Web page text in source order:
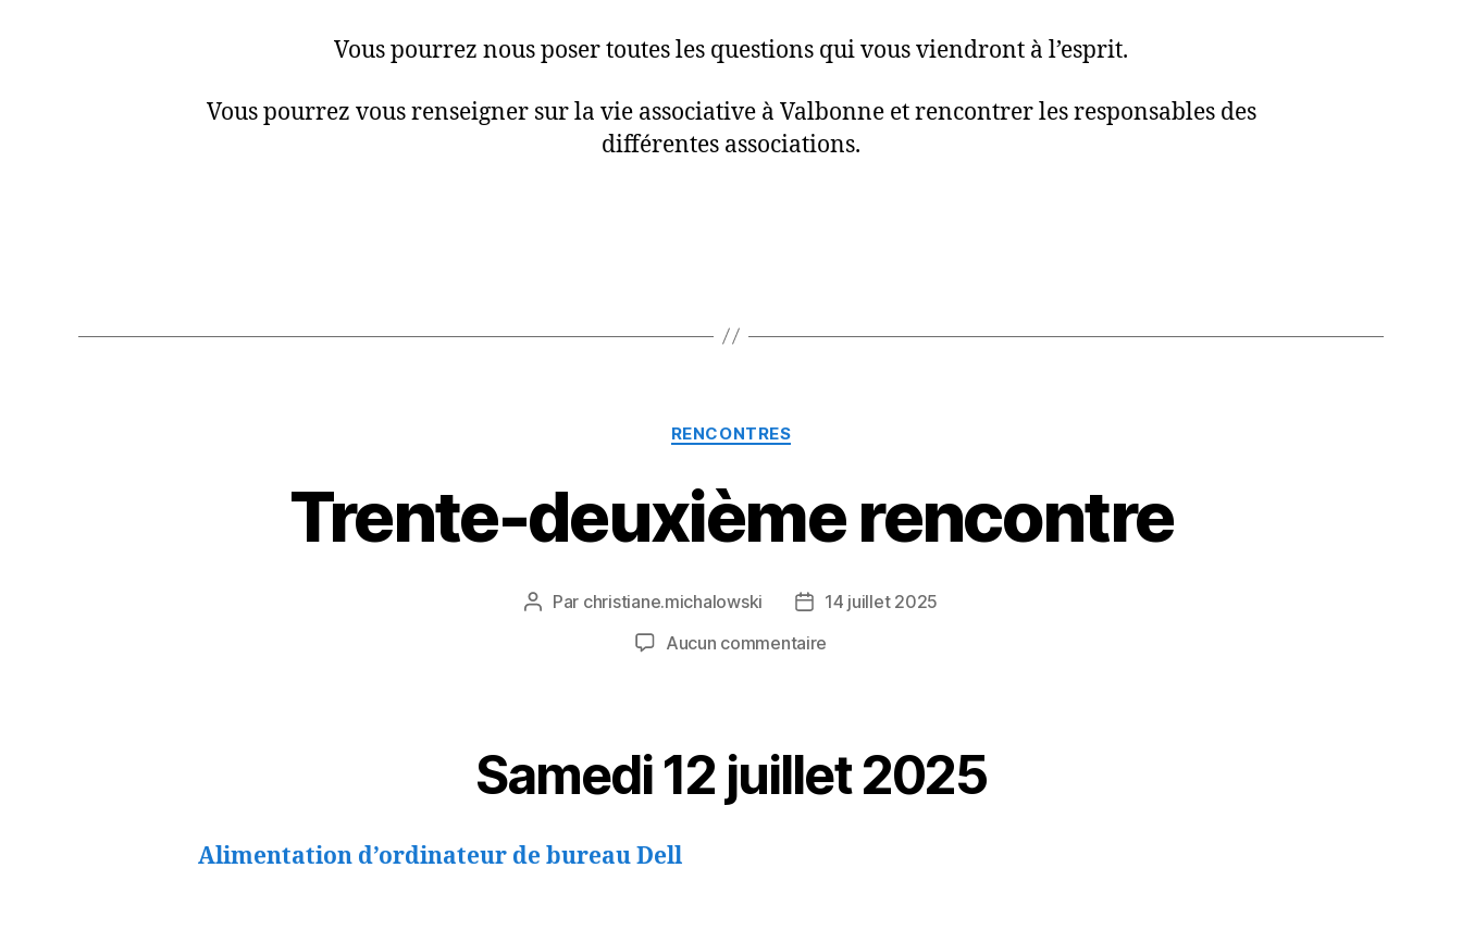
Vous pourrez nous poser toutes les questions qui vous viendront à l’esprit.
Vous pourrez vous renseigner sur la vie associative à Valbonne et rencontrer les responsables des
différentes associations.
Catégories
RENCONTRES
Trente-deuxième rencontre
Auteur
Par christiane.michalowski
Date
l’article
14 juillet 2025
Aucun commentaire
Samedi 12 juillet 2025
Alimentation d’ordinateur de bureau Dell